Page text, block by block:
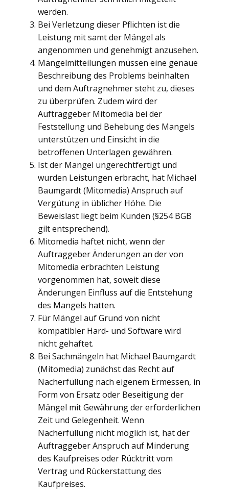
werden.
Bei Verletzung dieser Pflichten ist die
Leistung mit samt der Mängel als
angenommen und genehmigt anzusehen.
Mängelmitteilungen müssen eine genaue
Beschreibung des Problems beinhalten
und dem Auftragnehmer steht zu, dieses
zu überprüfen. Zudem wird der
Auftraggeber Mitomedia bei der
Feststellung und Behebung des Mangels
unterstützen und Einsicht in die
betroffenen Unterlagen gewähren.
Ist der Mangel ungerechtfertigt und
wurden Leistungen erbracht, hat Michael
Baumgardt (Mitomedia) Anspruch auf
Vergütung in üblicher Höhe. Die
Beweislast liegt beim Kunden (§254 BGB
gilt entsprechend).
Mitomedia haftet nicht, wenn der
Auftraggeber Änderungen an der von
Mitomedia erbrachten Leistung
vorgenommen hat, soweit diese
Änderungen Einfluss auf die Entstehung
des Mangels hatten.
Für Mängel auf Grund von nicht
kompatibler Hard- und Software wird
nicht gehaftet.
Bei Sachmängeln hat Michael Baumgardt
(Mitomedia) zunächst das Recht auf
Nacherfüllung nach eigenem Ermessen, in
Form von Ersatz oder Beseitigung der
Mängel mit Gewährung der erforderlichen
Zeit und Gelegenheit. Wenn
Nacherfüllung nicht möglich ist, hat der
Auftraggeber Anspruch auf Minderung
des Kaufpreises oder Rücktritt vom
Vertrag und Rückerstattung des
Kaufpreises.